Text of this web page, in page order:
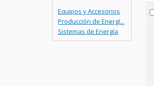
Equipos y Accesorios
Producción de Energí...
Sistemas de Energía